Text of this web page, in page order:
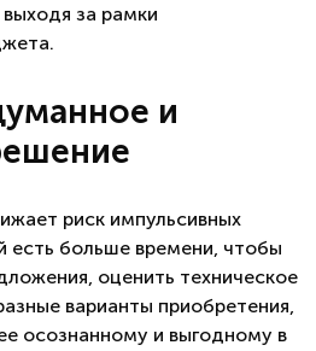
за рамки
и
риск импульсивных
есть больше времени, чтобы
оценить техническое
варианты приобретения,
осознанному и выгодному в